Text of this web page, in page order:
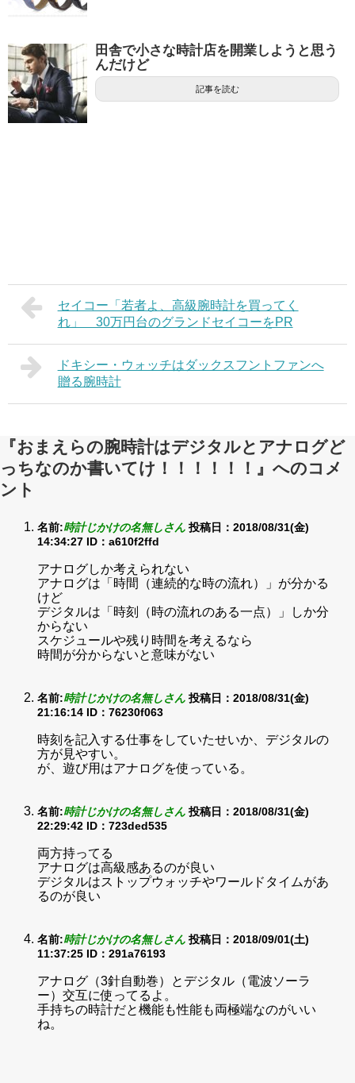
田舎で小さな時計店を開業しようと思う
んだけど
記事を読む
セイコー「若者よ、高級腕時計を買ってく
れ」 30万円台のグランドセイコーをPR
ドキシー・ウォッチはダックスフントファンへ
贈る腕時計
『おまえらの腕時計はデジタルとアナログど
っちなのか書いてけ！！！！！！』へのコメ
ント
名前:時計じかけの名無しさん 投稿日：2018/08/31(金)
14:34:27 ID：a610f2ffd
アナログしか考えられない
アナログは「時間（連続的な時の流れ）」が分かる
けど
デジタルは「時刻（時の流れのある一点）」しか分
からない
スケジュールや残り時間を考えるなら
時間が分からないと意味がない
名前:時計じかけの名無しさん 投稿日：2018/08/31(金)
21:16:14 ID：76230f063
時刻を記入する仕事をしていたせいか、デジタルの
方が見やすい。
が、遊び用はアナログを使っている。
名前:時計じかけの名無しさん 投稿日：2018/08/31(金)
22:29:42 ID：723ded535
両方持ってる
アナログは高級感あるのが良い
デジタルはストップウォッチやワールドタイムがあ
るのが良い
名前:時計じかけの名無しさん 投稿日：2018/09/01(土)
11:37:25 ID：291a76193
アナログ（3針自動巻）とデジタル（電波ソーラ
ー）交互に使ってるよ。
手持ちの時計だと機能も性能も両極端なのがいい
ね。